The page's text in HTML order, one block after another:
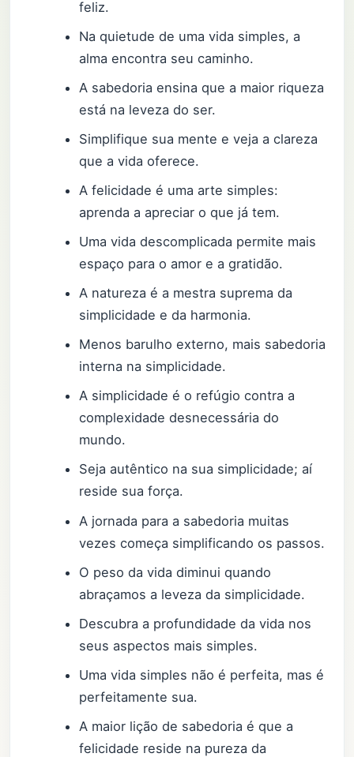
feliz.
Na quietude de uma vida simples, a
alma encontra seu caminho.
A sabedoria ensina que a maior riqueza
está na leveza do ser.
Simplifique sua mente e veja a clareza
que a vida oferece.
A felicidade é uma arte simples:
aprenda a apreciar o que já tem.
Uma vida descomplicada permite mais
espaço para o amor e a gratidão.
A natureza é a mestra suprema da
simplicidade e da harmonia.
Menos barulho externo, mais sabedoria
interna na simplicidade.
A simplicidade é o refúgio contra a
complexidade desnecessária do
mundo.
Seja autêntico na sua simplicidade; aí
reside sua força.
A jornada para a sabedoria muitas
vezes começa simplificando os passos.
O peso da vida diminui quando
abraçamos a leveza da simplicidade.
Descubra a profundidade da vida nos
seus aspectos mais simples.
Uma vida simples não é perfeita, mas é
perfeitamente sua.
A maior lição de sabedoria é que a
felicidade reside na pureza da